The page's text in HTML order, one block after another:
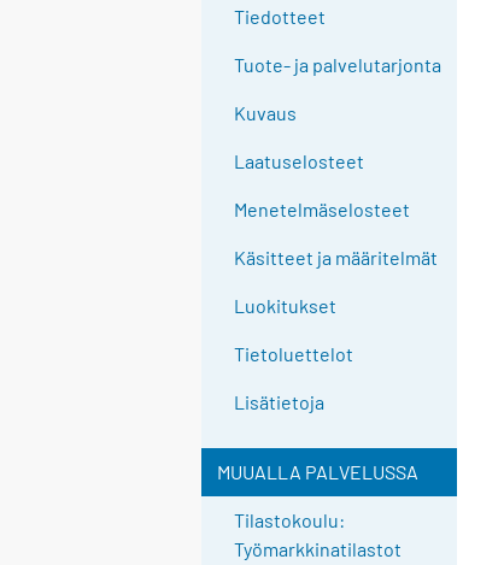
Tiedotteet
Tuote- ja palvelutarjonta
Kuvaus
Laatuselosteet
Menetelmäselosteet
Käsitteet ja määritelmät
Luokitukset
Tietoluettelot
Lisätietoja
MUUALLA PALVELUSSA
Tilastokoulu:
Työmarkkinatilastot